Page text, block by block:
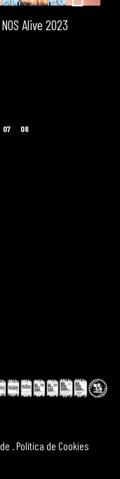
NOS Alive 2023
.Política de Cookies